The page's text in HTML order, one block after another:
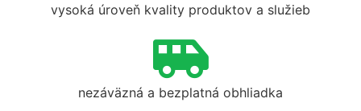
vysoká úroveň kvality produktov a služieb
nezáväzná a bezplatná obhliadka